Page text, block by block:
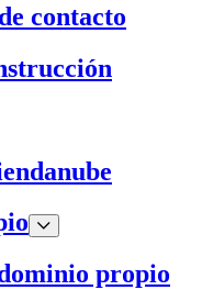
contacto
propio